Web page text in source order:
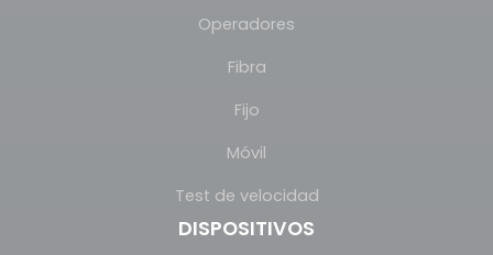
Operadores
Fibra
Fijo
Móvil
Test de velocidad
DISPOSITIVOS